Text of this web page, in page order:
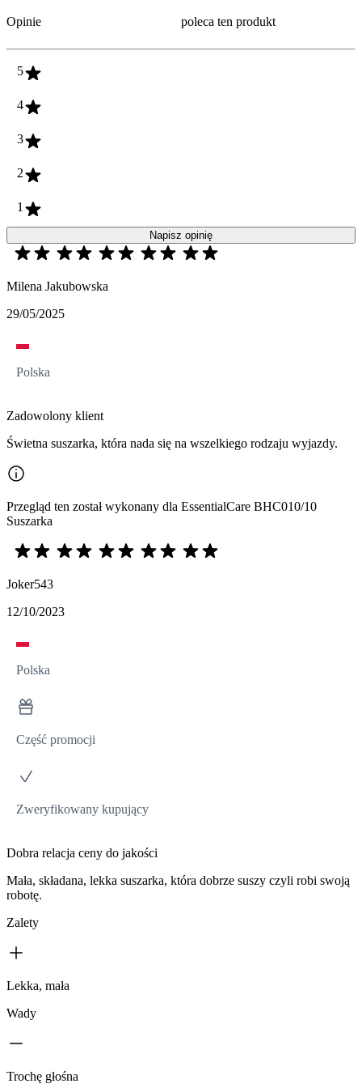
Opinie
poleca ten produkt
5
4
3
2
1
Napisz opinię
Milena Jakubowska
29/05/2025
Polska
Zadowolony klient
Świetna suszarka, która nada się na wszelkiego rodzaju wyjazdy.
Przegląd ten został wykonany dla EssentialCare BHC010/10
Suszarka
Joker543
12/10/2023
Polska
Część promocji
Zweryfikowany kupujący
Dobra relacja ceny do jakości
Mała, składana, lekka suszarka, która dobrze suszy czyli robi swoją
robotę.
Zalety
Lekka, mała
Wady
Trochę głośna